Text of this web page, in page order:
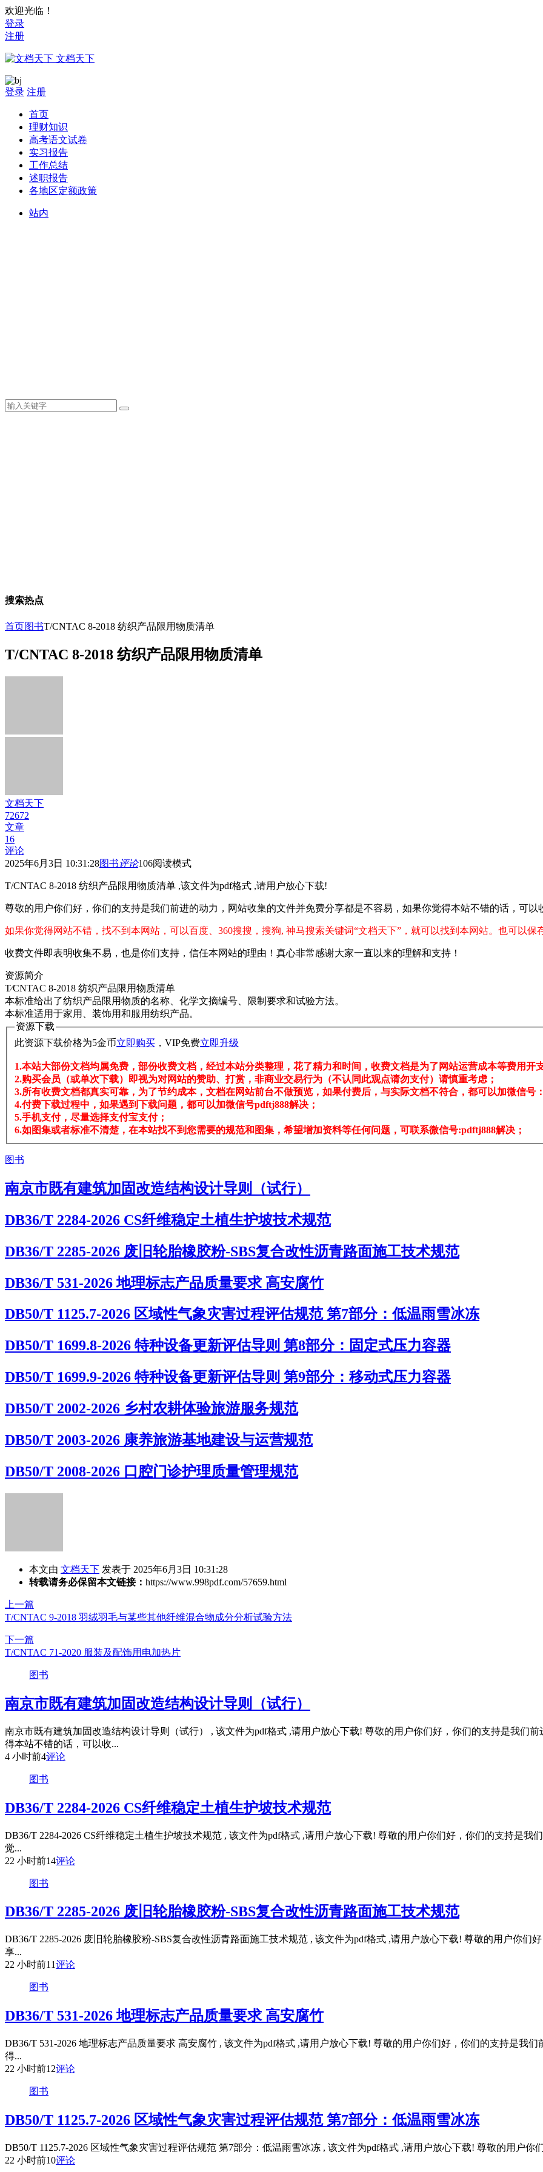
欢迎光临！
登录
注册
文档天下
登录 注册
首页
理财知识
高考语文试卷
实习报告
工作总结
述职报告
各地区定额政策
站内
搜索热点
首页图书T/CNTAC 8-2018 纺织产品限用物质清单
T/CNTAC 8-2018 纺织产品限用物质清单
文档天下
72672
文章
16
评论
2025年6月3日 10:31:28图书评论106阅读模式
T/CNTAC 8-2018 纺织产品限用物质清单 ,该文件为pdf格式 ,请用户放心下载!
尊敬的用户你们好，你们的支持是我们前进的动力，网站收集的文件并免费分享都是不容易，如果你觉得本站不错的话，可以
如果你觉得网站不错，找不到本网站，可以百度、360搜搜，搜狗, 神马搜索关键词“文档天下”，就可以找到本网站。也可以保
收费文件即表明收集不易，也是你们支持，信任本网站的理由！真心非常感谢大家一直以来的理解和支持！
资源简介
T∕CNTAC 8-2018 纺织产品限用物质清单
本标准给出了纺织产品限用物质的名称、化学文摘编号、限制要求和试验方法。
本标准适用于家用、装饰用和服用纺织产品。
资源下载
此资源下载价格为5金币立即购买 ，VIP免费立即升级
1.本站大部份文档均属免费，部份收费文档，经过本站分类整理，花了精力和时间，收费文档是为了网站运营成本等费用开
2.购买会员（或单次下载）即视为对网站的赞助、打赏，非商业交易行为（不认同此观点请勿支付）请慎重考虑；
3.所有收费文档都真实可靠，为了节约成本，文档在网站前台不做预览，如果付费后，与实际文档不符合，都可以加微信号
4.付费下载过程中，如果遇到下载问题，都可以加微信号pdftj888解决；
5.手机支付，尽量选择支付宝支付；
6.如图集或者标准不清楚，在本站找不到您需要的规范和图集，希望增加资料等任何问题，可联系微信号:pdftj888解决；
图书
南京市既有建筑加固改造结构设计导则（试行）
DB36/T 2284-2026 CS纤维稳定土植生护坡技术规范
DB36/T 2285-2026 废旧轮胎橡胶粉-SBS复合改性沥青路面施工技术规范
DB36/T 531-2026 地理标志产品质量要求 高安腐竹
DB50/T 1125.7-2026 区域性气象灾害过程评估规范 第7部分：低温雨雪冰冻
DB50/T 1699.8-2026 特种设备更新评估导则 第8部分：固定式压力容器
DB50/T 1699.9-2026 特种设备更新评估导则 第9部分：移动式压力容器
DB50/T 2002-2026 乡村农耕体验旅游服务规范
DB50/T 2003-2026 康养旅游基地建设与运营规范
DB50/T 2008-2026 口腔门诊护理质量管理规范
本文由 文档天下 发表于 2025年6月3日 10:31:28
转载请务必保留本文链接： https://www.998pdf.com/57659.html
上一篇
T/CNTAC 9-2018 羽绒羽毛与某些其他纤维混合物成分分析试验方法
下一篇
T/CNTAC 71-2020 服装及配饰用电加热片
图书
南京市既有建筑加固改造结构设计导则（试行）
南京市既有建筑加固改造结构设计导则（试行） , 该文件为pdf格式 ,请用户放心下载! 尊敬的用户你们好，你们的支持是我们
得本站不错的话，可以收...
4 小时前4评论
图书
DB36/T 2284-2026 CS纤维稳定土植生护坡技术规范
DB36/T 2284-2026 CS纤维稳定土植生护坡技术规范 , 该文件为pdf格式 ,请用户放心下载! 尊敬的用户你们好，你们的支持是
觉...
22 小时前14评论
图书
DB36/T 2285-2026 废旧轮胎橡胶粉-SBS复合改性沥青路面施工技术规范
DB36/T 2285-2026 废旧轮胎橡胶粉-SBS复合改性沥青路面施工技术规范 , 该文件为pdf格式 ,请用户放心下载! 尊敬的用户你们
享...
22 小时前11评论
图书
DB36/T 531-2026 地理标志产品质量要求 高安腐竹
DB36/T 531-2026 地理标志产品质量要求 高安腐竹 , 该文件为pdf格式 ,请用户放心下载! 尊敬的用户你们好，你们的支持是我
得...
22 小时前12评论
图书
DB50/T 1125.7-2026 区域性气象灾害过程评估规范 第7部分：低温雨雪冰冻
DB50/T 1125.7-2026 区域性气象灾害过程评估规范 第7部分：低温雨雪冰冻 , 该文件为pdf格式 ,请用户放心下载! 尊敬的用户
22 小时前10评论